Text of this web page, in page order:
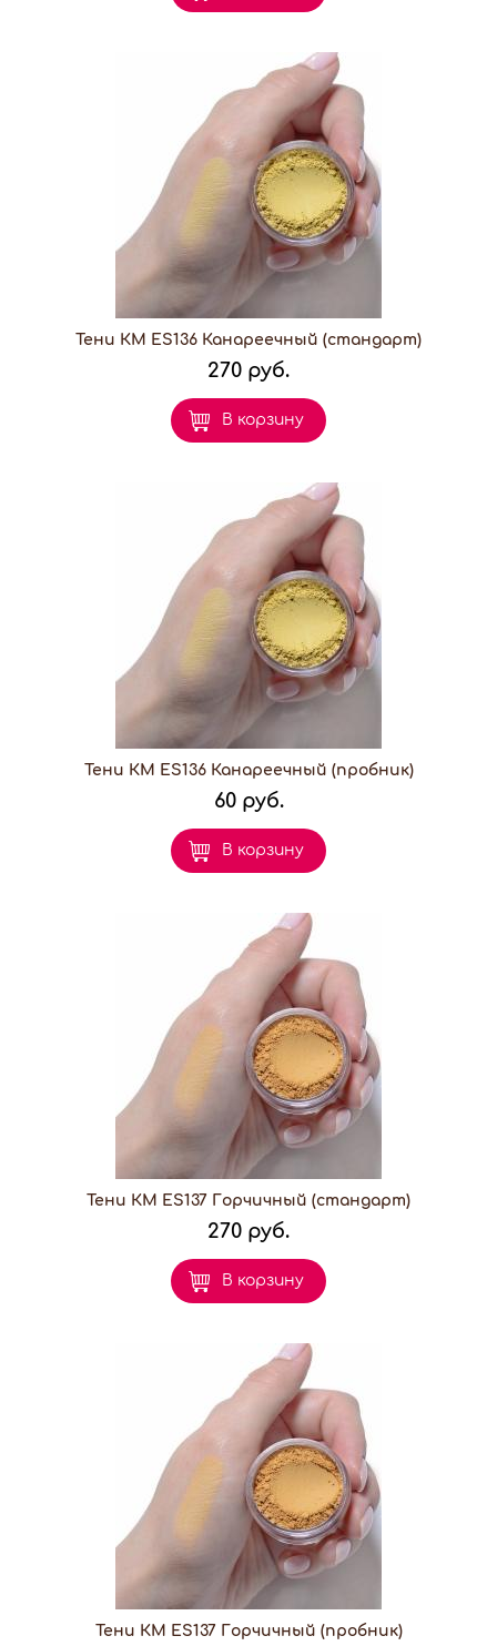
Тени КМ ES136 Канареечный (стандарт)
270 руб.
В корзину
Тени КМ ES136 Канареечный (пробник)
60 руб.
В корзину
Тени КМ ES137 Горчичный (стандарт)
270 руб.
В корзину
Тени КМ ES137 Горчичный (пробник)